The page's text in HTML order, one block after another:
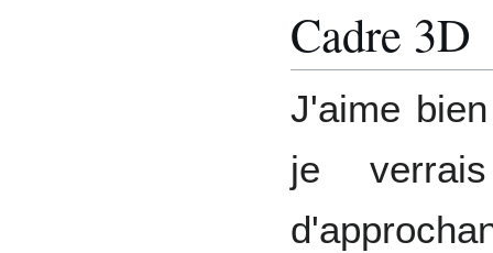
Cadre 3D
J'aime
je